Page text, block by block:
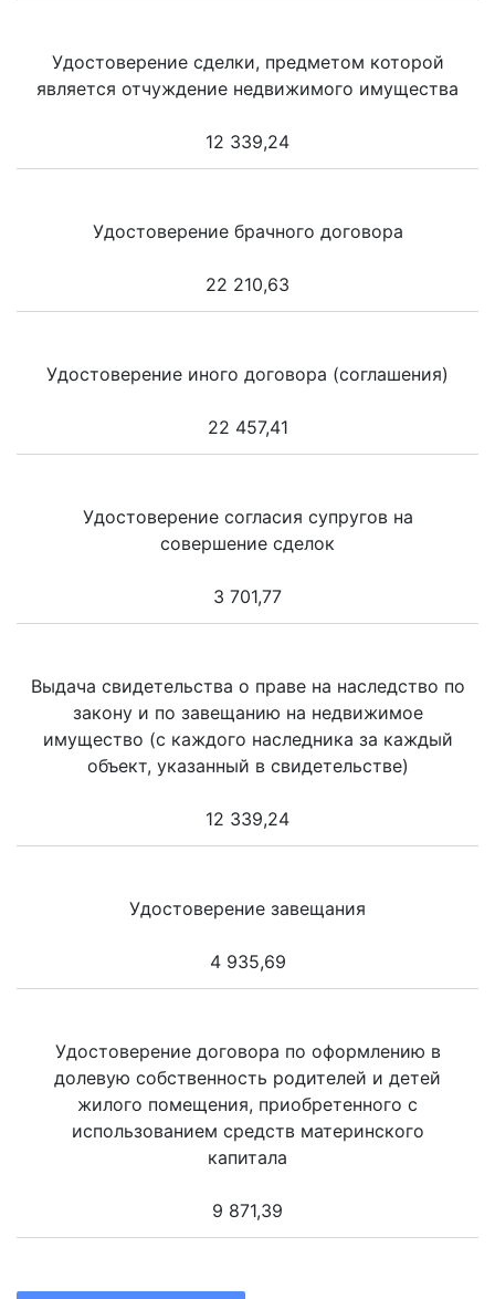
Удостоверение сделки, предметом которой
является отчуждение недвижимого имущества
12 339,24
Удостоверение брачного договора
22 210,63
Удостоверение иного договора (соглашения)
22 457,41
Удостоверение согласия супругов на
совершение сделок
3 701,77
Выдача свидетельства о праве на наследство по
закону и по завещанию на недвижимое
имущество (с каждого наследника за каждый
объект, указанный в свидетельстве)
12 339,24
Удостоверение завещания
4 935,69
Удостоверение договора по оформлению в
долевую собственность родителей и детей
жилого помещения, приобретенного с
использованием средств материнского
капитала
9 871,39